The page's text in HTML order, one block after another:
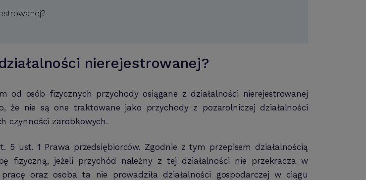
nierejestrowanej?
osób fizycznych przychody osiągane z działalności nierejestrowanej
że nie są one traktowane jako przychody z pozarolniczej działalności
czynności zarobkowych.
5 ust. 1 Prawa przedsiębiorców. Zgodnie z tym przepisem działalnością
fizyczną, jeżeli przychód należny z tej działalności nie przekracza w
oraz osoba ta nie prowadziła działalności gospodarczej w ciągu